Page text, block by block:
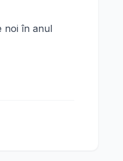
noi în anul